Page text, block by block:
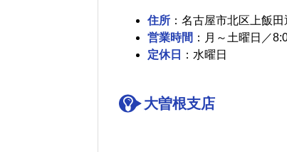
住所 ：名古屋市北区上飯
営業時間 ：月～土曜日／
定休日
：水曜日
大曽根支店